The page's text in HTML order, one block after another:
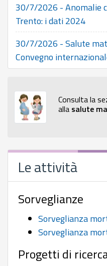
30/7/2026 - Anomalie
Trento: i dati 2024
30/7/2026 - Salute
Convegno
Consulta la
alla salute
Le attività
Sorveglianze
Sorveglianza
Sorveglianza
Progetti di